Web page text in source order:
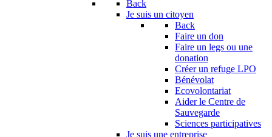
Back
Je suis un citoyen
Back
Faire un don
Faire un legs ou une
donation
Créer un refuge LPO
Bénévolat
Ecovolontariat
Aider le Centre de
Sauvegarde
Sciences participatives
Je suis une entreprise